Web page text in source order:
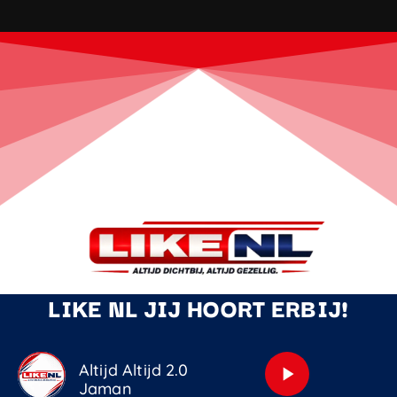
LIKE NL JIJ HOORT ERBIJ!
Altijd Altijd 2.0
Jaman
play_arrow